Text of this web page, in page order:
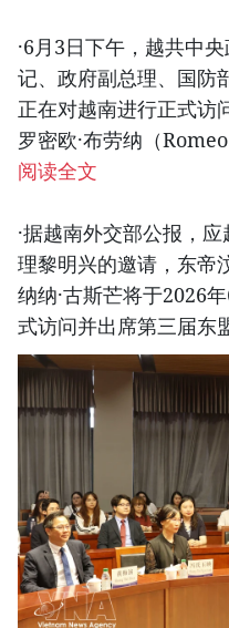
·6月3日下午，越共中
记、政府副总理、国防
正在对越南进行正式访
罗密欧·布劳纳（
阅读全文
·据越南外交部公报，
理黎明兴的邀请，东帝
纳纳·古斯芒将于2026
式访问并出席第三届东